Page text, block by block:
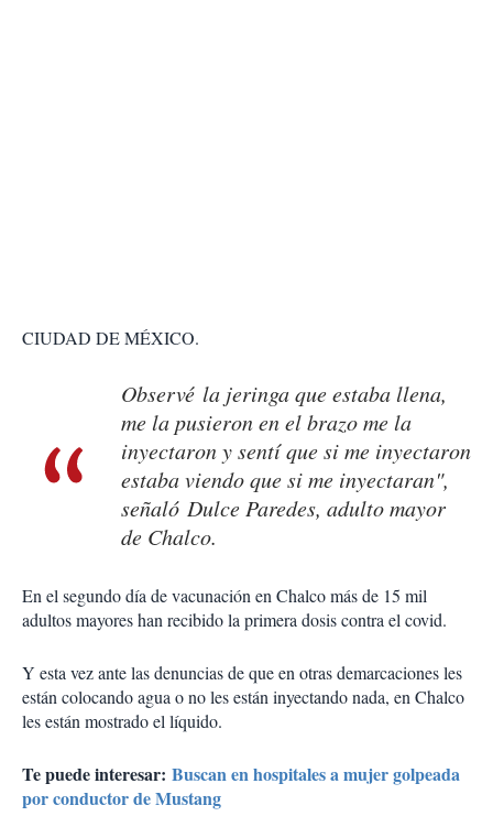
CIUDAD DE MÉXICO.
Observé la jeringa que estaba llena,
me la pusieron en el brazo me la
inyectaron y sentí que si me inyectaron
estaba viendo que si me inyectaran",
señaló Dulce Paredes, adulto mayor
de Chalco.
En el segundo día de vacunación en Chalco más de 15 mil
adultos mayores han recibido la primera dosis contra el covid.
Y esta vez ante las denuncias de que en otras demarcaciones les
están colocando agua o no les están inyectando nada, en Chalco
les están mostrado el líquido.
Te puede interesar: Buscan en hospitales a mujer golpeada
por conductor de Mustang